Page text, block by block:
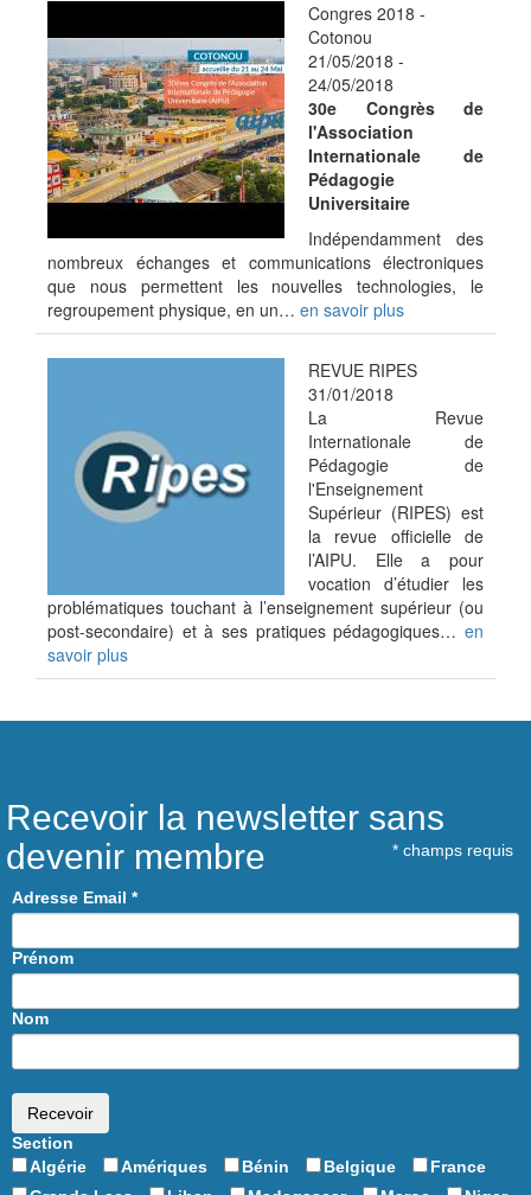
Congres 2018 -
Cotonou
21/05/2018 -
24/05/2018
30e Congrès de
l'Association
Internationale de
Pédagogie
Universitaire
Indépendamment des
nombreux échanges et communications électroniques
que nous permettent les nouvelles technologies, le
regroupement physique, en un… en savoir plus
REVUE RIPES
31/01/2018
La Revue
Internationale de
Pédagogie de
l'Enseignement
Supérieur (RIPES) est
la revue officielle de
l’AIPU. Elle a pour
vocation d’étudier les
problématiques touchant à l’enseignement supérieur (ou
post-secondaire) et à ses pratiques pédagogiques… en
savoir plus
Recevoir la newsletter sans
devenir membre
* champs requis
Adresse Email *
Prénom
Nom
Section
Algérie
Amériques Bénin Belgique
France